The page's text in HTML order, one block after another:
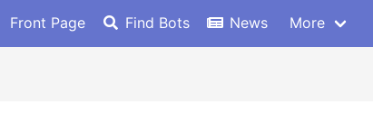
Front Page Find Bots News More